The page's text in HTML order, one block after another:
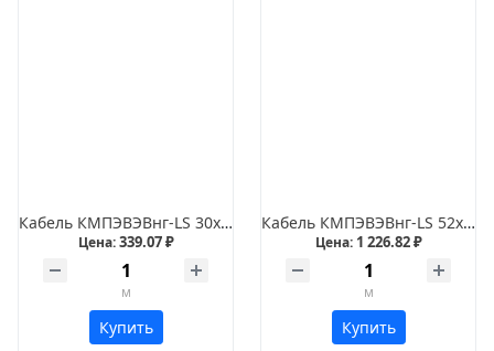
Кабель КМПЭВЭВнг-LS 30х1,5
Цена:339.07 ₽
м
Купить
Кабель КМПЭВЭВнг-LS 52х0,75
Цена: 1 226.82 ₽
м
Купить